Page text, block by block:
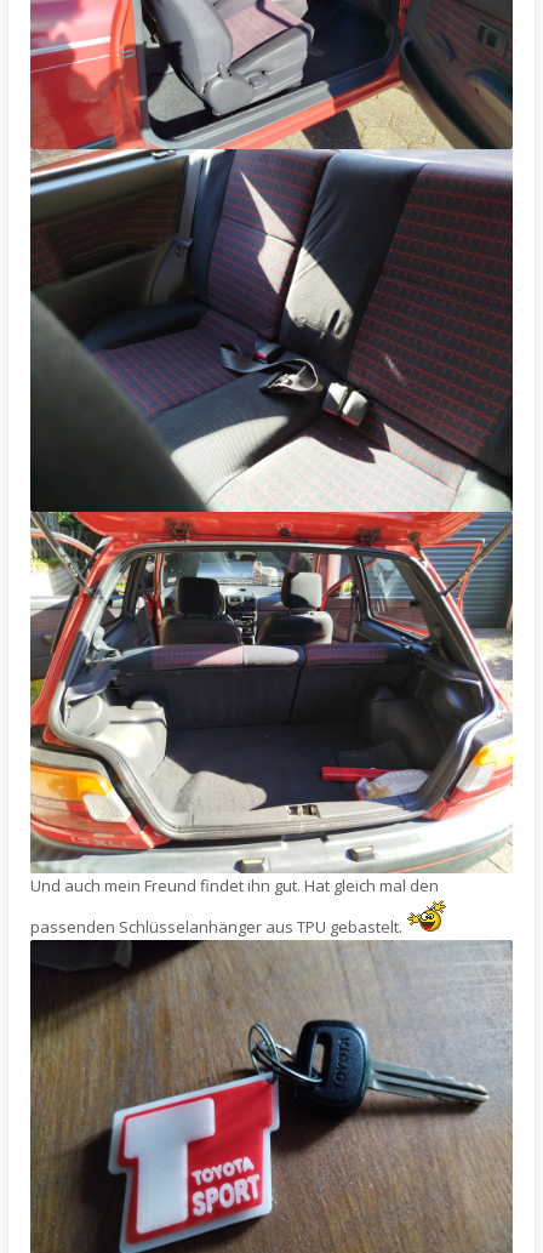
Und auch mein Freund findet ihn gut. Hat gleich mal den
passenden Schlüsselanhänger aus TPU gebastelt.